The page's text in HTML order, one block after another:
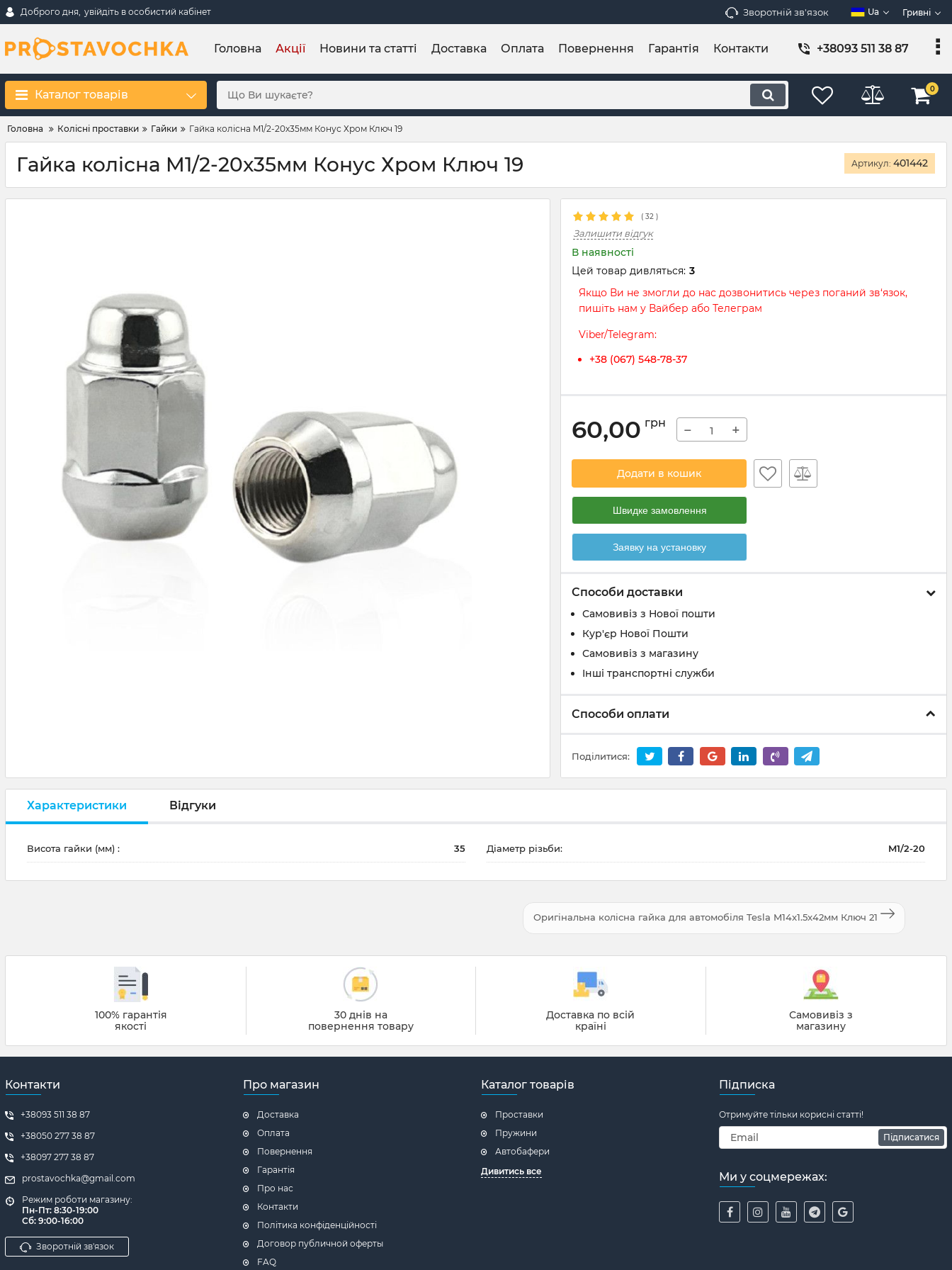
Доброго дня, увійдіть в особистий кабінет Зворотній зв'язок Ua Гривні
Головна Акції Новини та статті Доставка Оплата Повернення Гарантія Контакти +38093 511 38 87
Каталог товарів 0
Головна Колісні проставки Гайки Гайка колісна M1/2-20x35мм Конус Хром Ключ 19
Гайка колісна M1/2-20x35мм Конус Хром Ключ 19 Артикул: 401442
( 32 )
Залишити відгук
В наявності
Цей товар дивляться: 3
Якщо Ви не змогли до нас дозвонитись через поганий зв‘язок,
пишіть нам у Вайбер або Телеграм
Viber/Telegram:
+38 (067) 548-78-37
60,00 грн − +
Додати в кошик
Швидке замовлення
Заявку на установку
Способи доставки
Самовивіз з Нової пошти
Кур'єр Нової Пошти
Самовивіз з магазину
Інші транспортні служби
Способи оплати
Поділитися:
Характеристики Відгуки
Висота гайки (мм) : 35 Діаметр різьби: M1/2-20
Оригінальна колісна гайка для автомобіля Tesla M14x1.5x42мм Ключ 21
100% гарантія
якості
30 днів на
повернення товару
Доставка по всій
країні
Самовивіз з
магазину
Контакти
+38093 511 38 87
+38050 277 38 87
+38097 277 38 87
prostavochka@gmail.com
Режим роботи магазину:
Пн-Пт: 8:30-19:00
Сб: 9:00-16:00
Зворотній зв'язок
Про магазин
Доставка
Оплата
Повернення
Гарантія
Про нас
Контакти
Політика конфіденційності
Договор публичной оферты
FAQ
Каталог товарів
Проставки
Пружини
Автобафери
Дивитись все
Підписка
Отримуйте тільки корисні статті!
Підписатися
Ми у соцмережах: